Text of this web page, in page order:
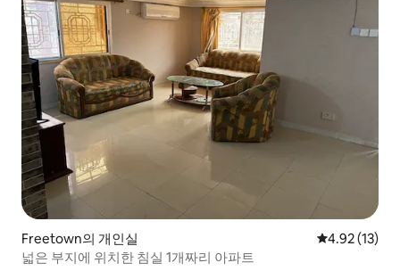
Freetown의 개인실 평점 4.92점
4.92 (13)
넓은 부지에 위치한 침실 1개짜리 아파트